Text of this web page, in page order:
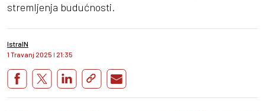
stremljenja budućnosti.
IstraIN
1 Travanj 2025 I 21:35